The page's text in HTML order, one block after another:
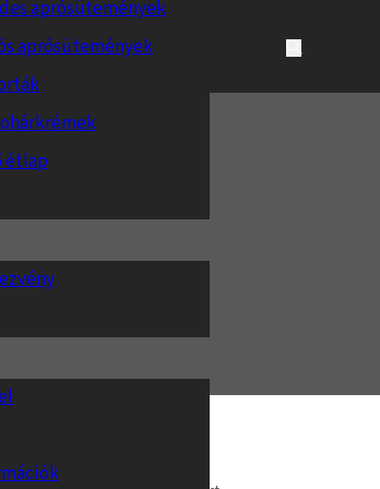
aprósütemények
aprósütemények
étlap